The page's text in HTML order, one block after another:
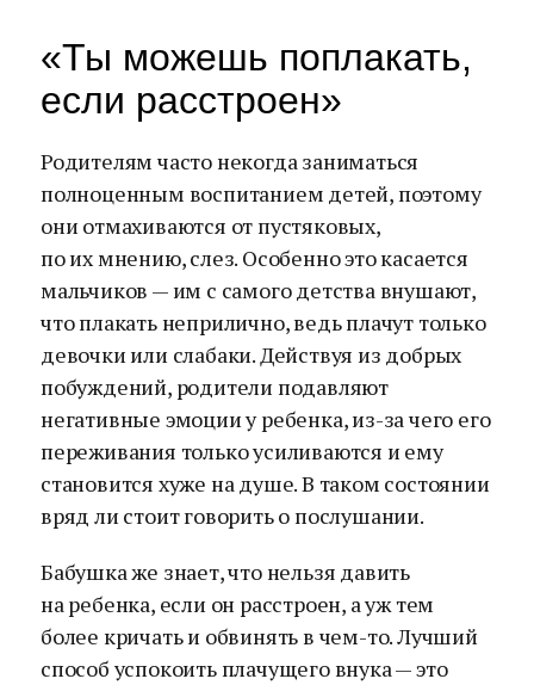
«Ты можешь поплакать,
если расстроен»
Родителям часто некогда заниматься
полноценным воспитанием детей, поэтому
они отмахиваются от пустяковых,
по их мнению, слез. Особенно это касается
мальчиков — им с самого детства внушают,
что плакать неприлично, ведь плачут только
девочки или слабаки. Действуя из добрых
побуждений, родители подавляют
негативные эмоции у ребенка, из-за чего его
переживания только усиливаются и ему
становится хуже на душе. В таком состоянии
вряд ли стоит говорить о послушании.
Бабушка же знает, что нельзя давить
на ребенка, если он расстроен, а уж тем
более кричать и обвинять в чем-то. Лучший
способ успокоить плачущего внука — это